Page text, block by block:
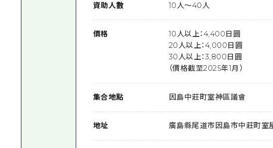
資助人數 10人～40人
價格
10人以上：4,400日圓
20人以上：4,000日圓
30人以上：3,800日圓
（價格截至2025年1月）
集合地點 因島中莊町室神區議會
地址 廣島縣尾道市因島市中莊町室